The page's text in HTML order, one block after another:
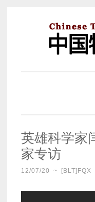
英雄科学家
家专访
12/07/20 ~ [BLT]FQX